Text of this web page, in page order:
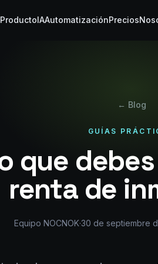
ProductoIAAutomatizaciónPrecios
← Blog
GUÍAS
que
renta de
Equipo NOCNOK·30 de septiembre